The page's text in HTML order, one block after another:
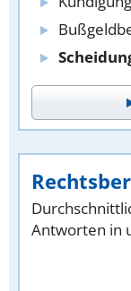
Antworten in